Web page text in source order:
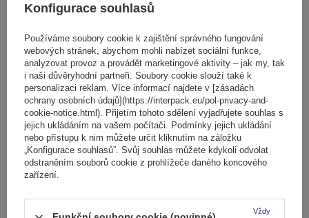
1 436,00 Kčs DPH
Produkt dostupný ve velkém množství
Již nyní zašleme
Přidat
do
košíku
SLEVOVÁ AKCE
Konfigurace souhlasů
Používáme soubory cookie k zajištění správného fungování
webových stránek, abychom mohli nabízet sociální funkce,
analyzovat provoz a provádět marketingové aktivity – jak my, tak
i naši důvěryhodní partneři. Soubory cookie slouží také k
personalizaci reklam. Více informací najdete v [zásadách
ochrany osobních údajů](https://interpack.eu/pol-privacy-and-
cookie-notice.html). Přijetím tohoto sdělení vyjadřujete souhlas s
jejich ukládáním na vašem počítači. Podmínky jejich ukládání
nebo přístupu k nim můžete určit kliknutím na záložku
„Konfigurace souhlasů”. Svůj souhlas můžete kdykoli odvolat
odstraněním souborů cookie z prohlížeče daného koncového
zařízení.
Vždy